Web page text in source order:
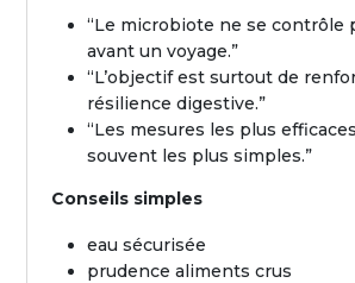
“Le microbiote ne se contrôle
avant un voyage.”
“L’objectif est surtout de
résilience digestive.”
“Les mesures les plus
souvent les plus simples.”
Conseils simples
eau sécurisée
prudence aliments crus